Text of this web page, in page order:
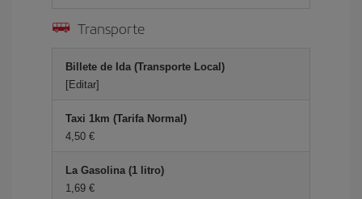
Transporte
Billete de Ida (Transporte Local)
[Editar]
Taxi 1km (Tarifa Normal)
4,50 €
La Gasolina (1 litro)
1,69 €